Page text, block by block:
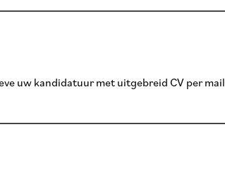
uw kandidatuur met uitgebreid CV per